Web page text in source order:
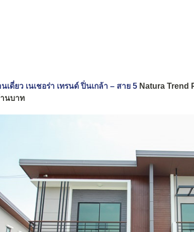
เดี่ยว เนเชอร่า เทรนด์ ปิ่นเกล้า – สาย 5 Natura Trend
านบาท